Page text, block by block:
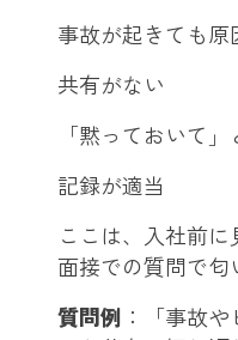
事故が起きても原
共有がない
「黙っておいて
記録が適当
ここは、入社前に
面接での質問で匂
質問例 ：「事故